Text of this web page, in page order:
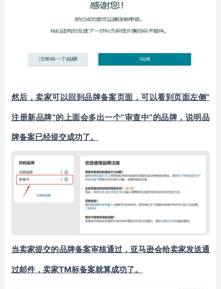
然后，卖家可以回到品牌备案页面，可以看到页面左侧”
注册新品牌“的上面会多出一个”审查中“的品牌，说明品
牌备案已经提交成功了。
当卖家提交的品牌备案审核通过，亚马逊会给卖家发送通
过邮件，卖家TM标备案就算成功了。